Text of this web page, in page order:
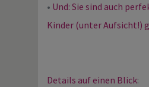
• Und: Sie sind auch
Kinder (unter Aufsicht!)
Details auf einen Blick: